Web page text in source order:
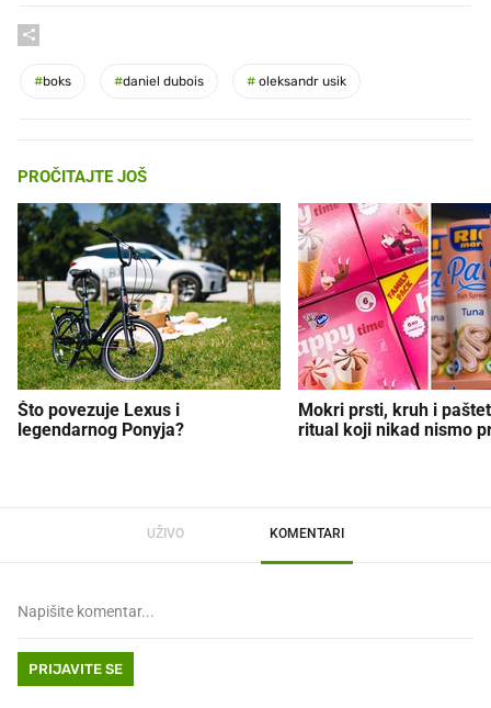
#boks #daniel dubois # oleksandr usik
PROČITAJTE JOŠ
Što povezuje Lexus i
legendarnog Ponyja?
Mokri prsti, kruh i
ritual koji nikad nismo
UŽIVO KOMENTARI
PRIJAVITE SE